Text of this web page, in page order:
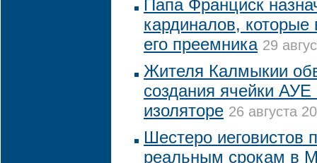
Папа Франциск
кардиналов,
его преемника 29
Жителя Калмыкии
создания ячейки
изоляторе 26 августа
Шестеро иеговистов
реальным срокам в